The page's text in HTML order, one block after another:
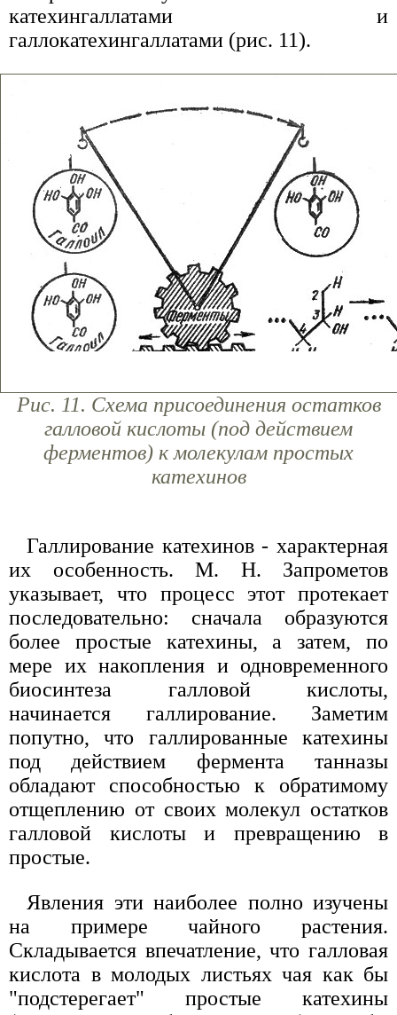
катехингаллатами и
галлокатехингаллатами (рис. 11).
Рис. 11. Схема присоединения остатков
галловой кислоты (под действием
ферментов) к молекулам простых
катехинов
Галлирование катехинов - характерная
их особенность. М. Н. Запрометов
указывает, что процесс этот протекает
последовательно: сначала образуются
более простые катехины, а затем, по
мере их накопления и одновременного
биосинтеза галловой кислоты,
начинается галлирование. Заметим
попутно, что галлированные катехины
под действием фермента танназы
обладают способностью к обратимому
отщеплению от своих молекул остатков
галловой кислоты и превращению в
простые.
Явления эти наиболее полно изучены
на примере чайного растения.
Складывается впечатление, что галловая
кислота в молодых листьях чая как бы
"подстерегает" простые катехины